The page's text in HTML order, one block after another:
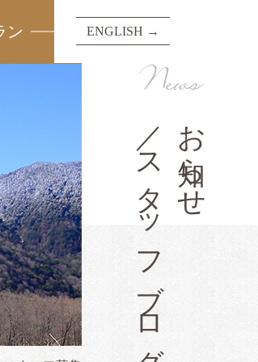
ン ENGLISH →
お知らせ
／スタッフブログ
News